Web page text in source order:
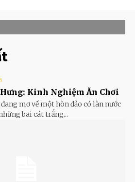
Kinh Nghiệm Ăn Chơi
đang mơ về một hòn đảo có làn nước
bãi cát trắng...